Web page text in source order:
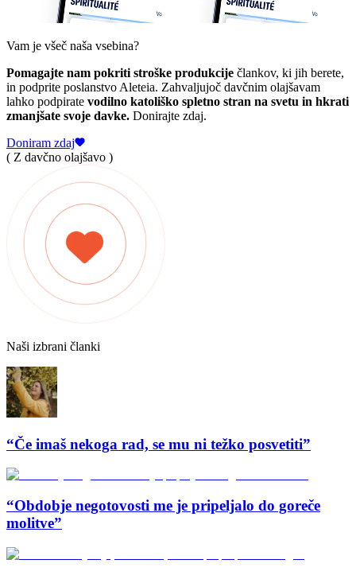
Vam je všeč naša vsebina?
Pomagajte nam pokriti stroške produkcije člankov, ki jih berete,
in podprite poslanstvo Aleteia. Zahvaljujoč davčnim olajšavam
lahko podpirate vodilno katoliško spletno stran na svetu in hkrati
zmanjšate svoje davke. Donirajte zdaj.
Doniram zdaj
( Z davčno olajšavo )
Naši izbrani članki
“Če imaš nekoga rad, se mu ni težko posvetiti”
“Obdobje negotovosti me je pripeljalo do goreče
molitve”